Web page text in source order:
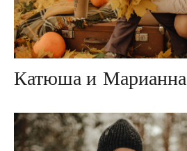
Катюша и Марианна